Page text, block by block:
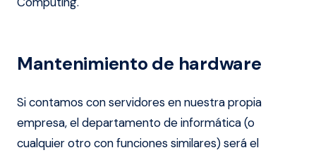
Mantenimiento de hardware
Si contamos con servidores en nuestra propia
empresa, el departamento de informática (o
cualquier otro con funciones similares) será el